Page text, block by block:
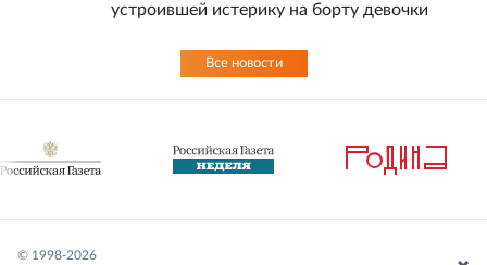
устроившей истерику на борту девочки
Все новости
© 1998-2026